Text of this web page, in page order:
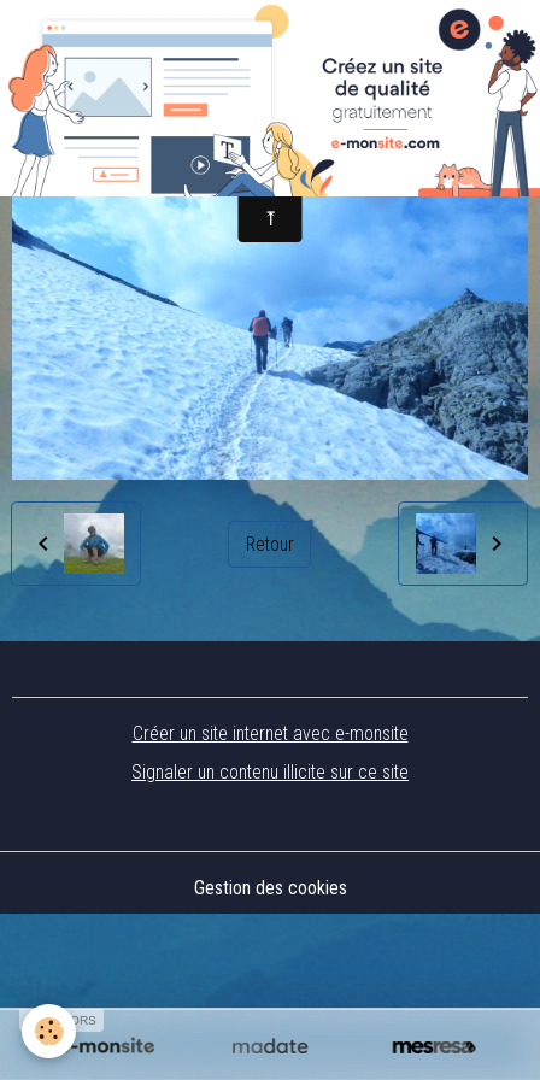
randonnée et découverte nature
a (22)
Retour
Créer un site internet avec e-monsite
Signaler un contenu illicite sur ce site
Gestion des cookies
SPONSORS